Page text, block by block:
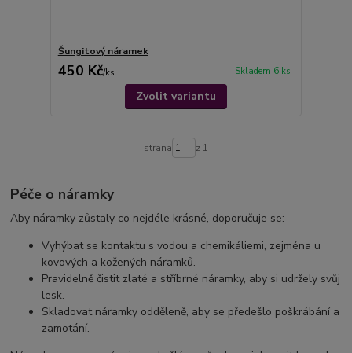
Šungitový náramek
450 Kč/ks Skladem 6 ks
Zvolit variantu
strana z 1
Péče o náramky
Aby náramky zůstaly co nejdéle krásné, doporučuje se:
Vyhýbat se kontaktu s vodou a chemikáliemi, zejména u
kovových a kožených náramků.
Pravidelně čistit zlaté a stříbrné náramky, aby si udržely svůj
lesk.
Skladovat náramky odděleně, aby se předešlo poškrábání a
zamotání.